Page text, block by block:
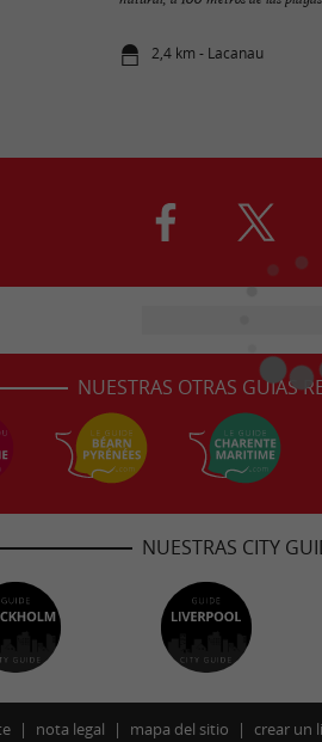
2,4 km - Lacanau
NUESTRAS OTRAS GUÍAS
NUESTRAS CITY
nota legal mapa del sitio crear un